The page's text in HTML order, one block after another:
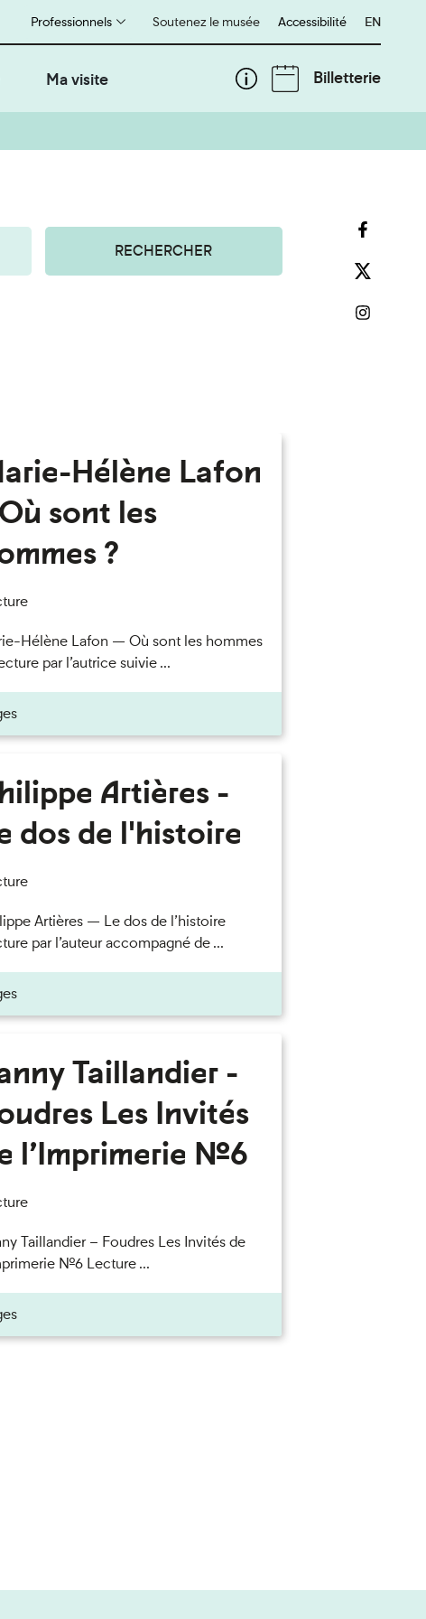
Soutenez le musée
Professionnels Accessibilité English
EN
Ma visite Billetterie
RECHERCHER
Hélène Lafon
sont les
?
Hélène Lafon — Où sont les hommes
par l’autrice suivie ...
Artières -
dos de l'histoire
Artières — Le dos de l’histoire
par l’auteur accompagné de ...
Taillandier -
Les Invités
l’Imprimerie n°6
Taillandier – Foudres Les Invités de
n°6 Lecture ...